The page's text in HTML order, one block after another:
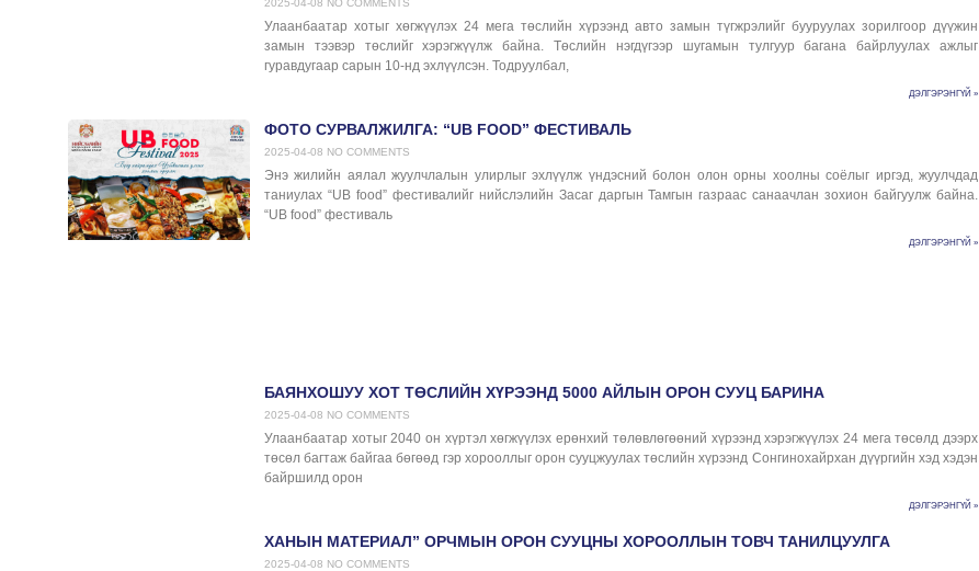
Улаанбаатар хотыг хөгжүүлэх 24 мега төслийн хүрээнд авто замын түгжрэлийг бууруулах зорилгоор дүүжин
замын тээвэр төслийг хэрэгжүүлж байна. Төслийн нэгдүгээр шугамын тулгуур багана байрлуулах ажлыг
гуравдугаар сарын 10-нд эхлүүлсэн. Тодруулбал,
ДЭЛГЭРЭНГҮЙ »
ФОТО СУРВАЛЖИЛГА: “UB FOOD” ФЕСТИВАЛЬ
2025-04-08 NO COMMENTS
Энэ жилийн аялал жуулчлалын улирлыг эхлүүлж үндэсний болон олон орны хоолны соёлыг иргэд, жуулчдад
таниулах “UB food” фестивалийг нийслэлийн Засаг даргын Тамгын газраас санаачлан зохион байгуулж байна.
“UB food” фестиваль
ДЭЛГЭРЭНГҮЙ »
БАЯНХОШУУ ХОТ ТӨСЛИЙН ХҮРЭЭНД 5000 АЙЛЫН ОРОН СУУЦ БАРИНА
2025-04-08 NO COMMENTS
Улаанбаатар хотыг 2040 он хүртэл хөгжүүлэх ерөнхий төлөвлөгөөний хүрээнд хэрэгжүүлэх 24 мега төсөлд дээрх
төсөл багтаж байгаа бөгөөд гэр хорооллыг орон сууцжуулах төслийн хүрээнд Сонгинохайрхан дүүргийн хэд хэдэн
байршилд орон
ДЭЛГЭРЭНГҮЙ »
ХАНЫН МАТЕРИАЛ” ОРЧМЫН ОРОН СУУЦНЫ ХОРООЛЛЫН ТОВЧ ТАНИЛЦУУЛГА
2025-04-08 NO COMMENTS